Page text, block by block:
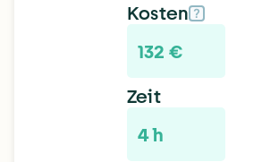
Kosten ?
132 €
Zeit
4 h